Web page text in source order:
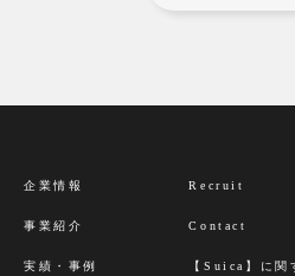
企業情報
事業紹介
実績・事例
Recruit
Contact
【Suica】に関